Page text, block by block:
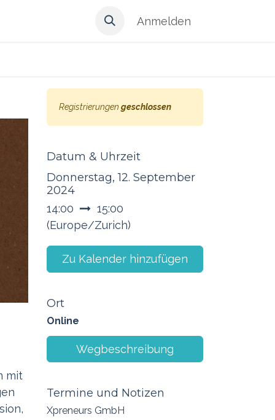
Anmelden
mit
Registrierungen geschlossen
Datum & Uhrzeit
Donnerstag, 12. September
2024
14:00
15:00
(Europe/Zurich)
Zu Kalender hinzufügen
Ort
Online
Wegbeschreibung
Termine und Notizen
Xpreneurs GmbH